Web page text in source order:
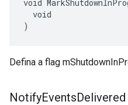
void
  void
)
Defina a flag
NotifyEventsDelivered